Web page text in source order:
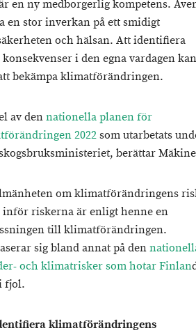
en ny medborgerlig kompetens.
en stor inverkan på ett smidigt
och hälsan. Att identifiera
i den egna vardagen kan
bekämpa klimatförändringen.
av dennationella planen för
2022som utarbetats
berättar
om klimatförändringens
inför riskerna är enligt henne en
till klimatförändringen.
sig bland annat på den
och klimatrisker som hotar Finlan
fjol.
klimatförändringens